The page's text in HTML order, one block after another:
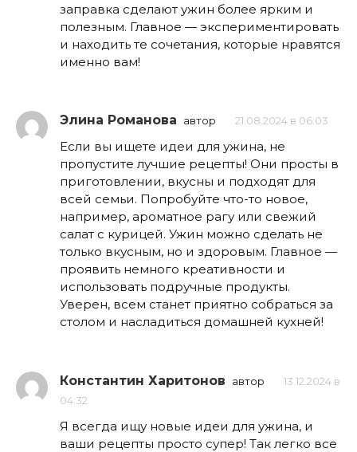
заправка сделают ужин более ярким и
полезным. Главное — экспериментировать
и находить те сочетания, которые нравятся
именно вам!
Элина Романова автор 21.08.2024 в 06:03
Если вы ищете идеи для ужина, не
пропустите лучшие рецепты! Они просты в
приготовлении, вкусны и подходят для
всей семьи. Попробуйте что-то новое,
например, ароматное рагу или свежий
салат с курицей. Ужин можно сделать не
только вкусным, но и здоровым. Главное —
проявить немного креативности и
использовать подручные продукты.
Уверен, всем станет приятно собраться за
столом и насладиться домашней кухней!
Константин Харитонов автор
13.12.2024 в
04:32
Я всегда ищу новые идеи для ужина, и
ваши рецепты просто супер! Так легко все